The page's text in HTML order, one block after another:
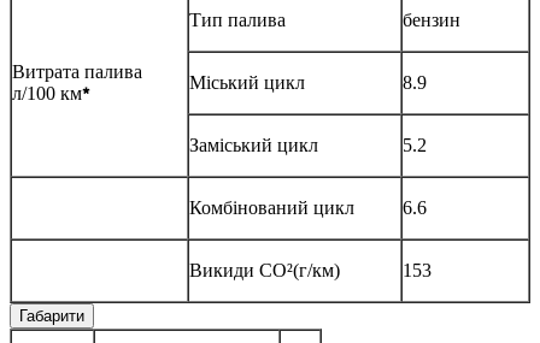
Витрата палива
л/100 км*
Тип палива бензин
Міський цикл 8.9
Заміський цикл 5.2
Комбінований цикл 6.6
Викиди CO²(г/км) 153
Габарити